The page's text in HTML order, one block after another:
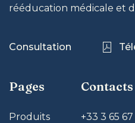
rééducation médicale et
Consultation
Pages
Produits
Contacts
+33 3 65